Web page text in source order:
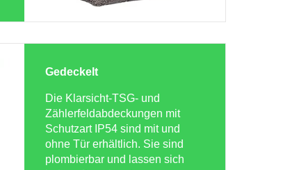
Gedeckelt
Die Klarsicht-TSG- und
Zählerfeldabdeckungen mit
Schutzart IP54 sind mit und
ohne Tür erhältlich. Sie sind
plombierbar und lassen sich